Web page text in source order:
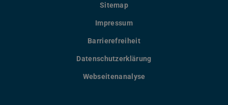
Sitemap
Impressum
Barrierefreiheit
Datenschutzerklärung
Webseitenanalyse